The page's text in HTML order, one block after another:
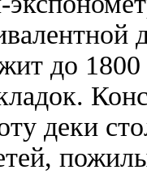
до
деки